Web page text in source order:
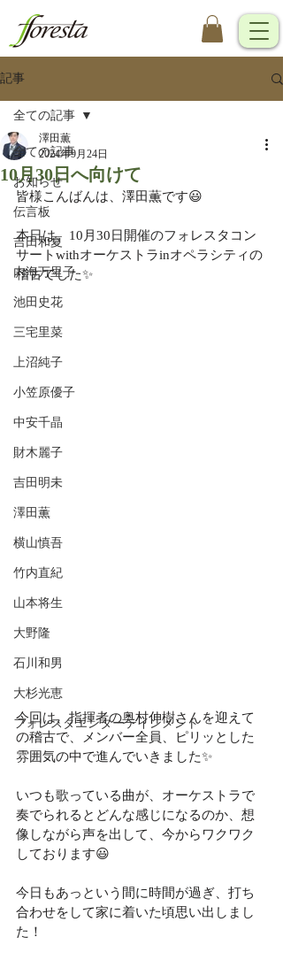
記事
全ての記事
お知らせ
伝言板
吉田和夏
内海万里子
池田史花
三宅里菜
上沼純子
小笠原優子
中安千晶
財木麗子
吉田明未
澤田薫
横山慎吾
竹内直紀
山本将生
大野隆
石川和男
大杉光恵
フォレスタエンターテインメント
全ての記事
10月30日へ向けて
澤田薫
2024年9月24日
皆様こんばんは、澤田薫です😃
本日は、10月30日開催のフォレスタコン
サートwithオーケストラinオペラシティの
稽古でした✨
今回は、指揮者の奥村伸樹さんを迎えて
の稽古で、メンバー全員、ピリッとした
雰囲気の中で進んでいきました✨
いつも歌っている曲が、オーケストラで
奏でられるとどんな感じになるのか、想
像しながら声を出して、今からワクワク
しております😃
今日もあっという間に時間が過ぎ、打ち
合わせをして家に着いた頃思い出しまし
た！